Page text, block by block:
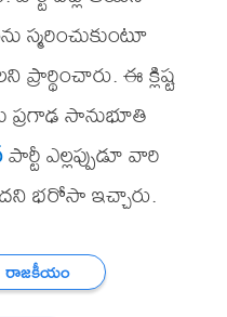
స్మరించుకుంటూ
ఈ క్లిష్ట
ప్రగాఢ సానుభూతి
పార్టీ ఎల్లప్పుడూ వారి
భరోసా ఇచ్చారు.
రాజకీయం